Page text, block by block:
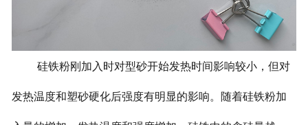
硅铁粉刚加入时对型砂开始发热时间影响较小，但对
发热温度和塑砂硬化后强度有明显的影响。随着硅铁粉加